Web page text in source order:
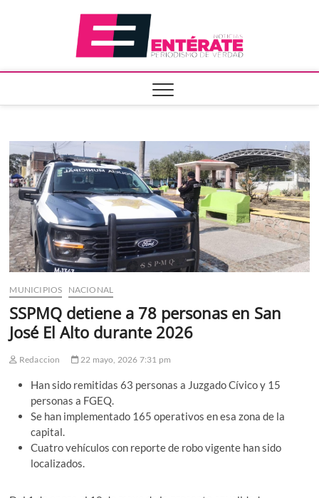
MUNICIPIOS NACIONAL
SSPMQ detiene a 78 personas en San
José El Alto durante 2026
Redaccion 22 mayo, 2026 7:31 pm
Han sido remitidas 63 personas a Juzgado Cívico y 15
personas a FGEQ.
Se han implementado 165 operativos en esa zona de la
capital.
Cuatro vehículos con reporte de robo vigente han sido
localizados.